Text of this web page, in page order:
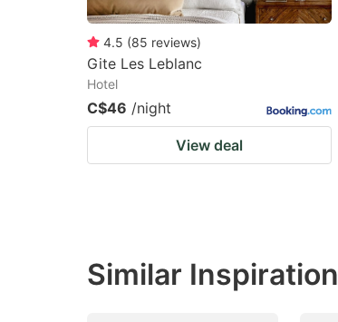
4.5 (85 reviews)
Gite Les Leblanc
Hotel
C$46 /night
View deal
Similar